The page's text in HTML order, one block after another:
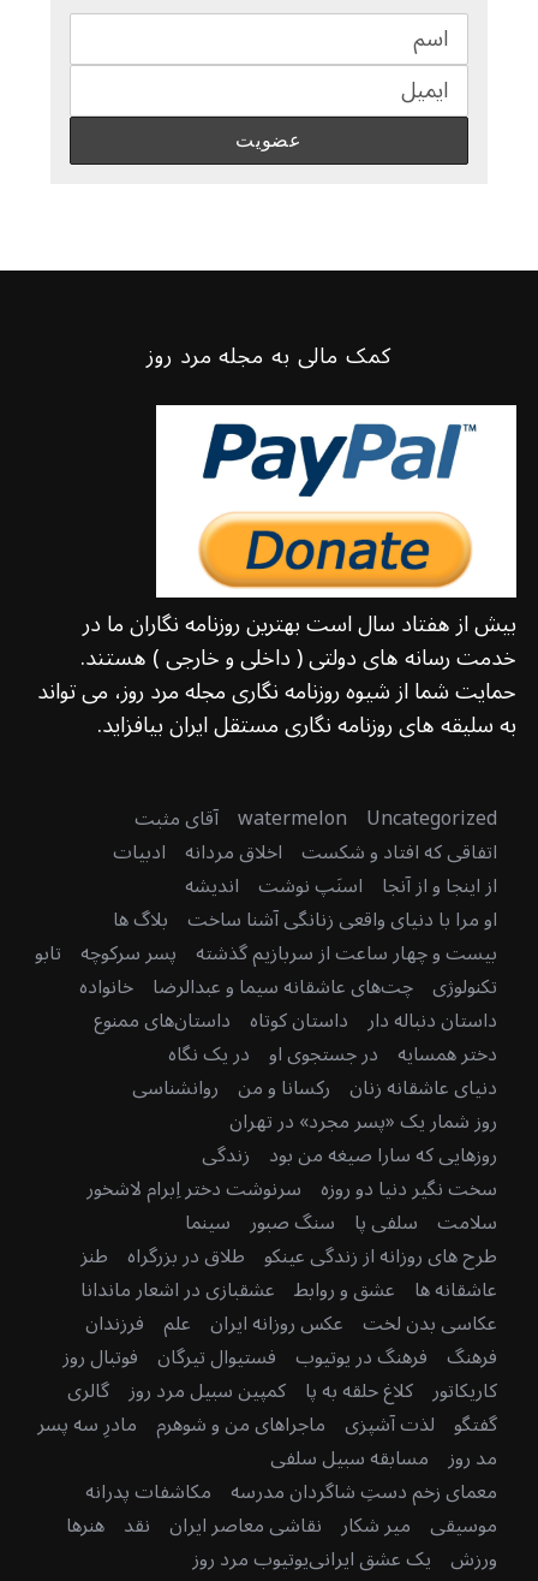
کمک مالی به مجله مرد روز
بیش از هفتاد سال است بهترین روزنامه نگاران ما در
خدمت رسانه های دولتی ( داخلی و خارجی ) هستند.
حمایت شما از شیوه روزنامه نگاری مجله مرد روز، می تواند
به سلیقه های روزنامه نگاری مستقل ایران بیافزاید.
Uncategorized
watermelon آقای مثبت
اتفاقی که افتاد و شکست اخلاق مردانه ادبیات
از اینجا و از آنجا اسنَپ نوشت اندیشه
او مرا با دنیای واقعی زنانگی آشنا ساخت بلاگ ها
بیست و چهار ساعت از سربازیم گذشته پسر سرکوچه تابو
تکنولوژی چت‌های عاشقانه سیما و عبدالرضا خانواده
داستان دنباله دار داستان کوتاه داستان‌های ممنوع
دختر همسایه در جستجوی او در یک نگاه
دنیای عاشقانه زنان رکسانا و من روانشناسی
روز شمار یک «پسر مجرد» در تهران
روزهایی که سارا صیغه من بود زندگی
سخت نگیر دنیا دو روزه سرنوشت دختر اِبرام لاشخور
سلامت سلفی پا سنگ صبور سینما
طرح های روزانه از زندگی عینکو طلاق در بزرگراه طنز
عاشقانه ها عشق و روابط عشقبازی در اشعار ماندانا
عکاسی بدن لخت عکس روزانه ایران علم فرزندان
فرهنگ فرهنگ در یوتیوب فستیوال تیرگان فوتبال روز
کاریکاتور کلاغ حلقه به پا کمپین سبیل مرد روز گالری
گفتگو لذت آشپزی ماجراهای من و شوهرم مادرِ سه پسر
مد روز مسابقه سبیل سلفی
معمای زخم دستِ شاگردان مدرسه مکاشفات پدرانه
موسیقی میر شکار نقاشی معاصر ایران نقد هنرها
ورزش یک عشق ایرانییوتیوب مرد روز